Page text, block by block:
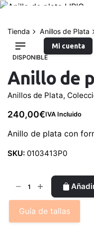
saltar
contenido
Mi cuenta
Tienda Anillos de Plata
DISPONIBLE
Anillo de
Anillos de Plata,
240,00€IVA Incluido
Anillo de plata con
SKU: 0103413P0
plataGuía de tallas